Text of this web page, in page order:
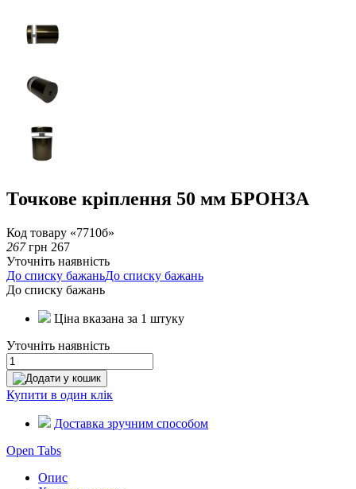
Точкове кріплення 50 мм БРОНЗА
Код товару «7710б»
267грн 267
Уточніть наявність
До списку бажаньДо списку бажань
До списку бажань
Ціна вказана за 1 штуку
Уточніть наявність
Додати у кошик
Купити в один клік
Доставка зручним способом
Open Tabs
Опис